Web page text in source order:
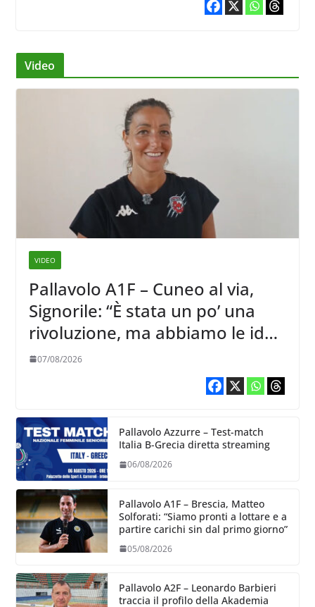
Video
VIDEO
Pallavolo A1F – Cuneo al via,
Signorile: “È stata un po’ una
rivoluzione, ma abbiamo le idee
chiare siu cosa vogliamo fare”
07/08/2026
Pallavolo Azzurre – Test-match
Italia B-Grecia diretta streaming
06/08/2026
Pallavolo A1F – Brescia, Matteo
Solforati: “Siamo pronti a lottare e a
partire carichi sin dal primo giorno”
05/08/2026
Pallavolo A2F – Leonardo Barbieri
traccia il profilo della Akademia